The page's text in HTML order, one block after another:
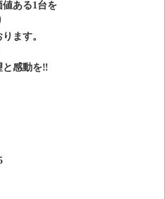
値ある1台を
ます。
感動を‼️